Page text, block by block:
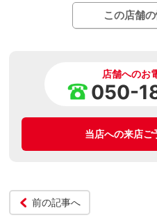
この店舗
店舗へのお
050-
当店への来店ご
前の記事へ